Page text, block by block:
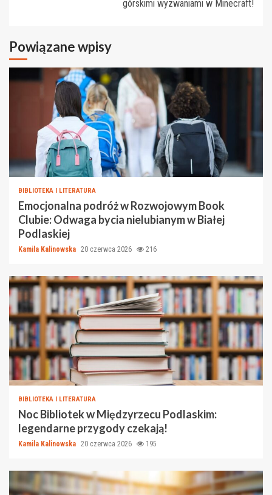
górskimi wyzwaniami w Minecraft!
Powiązane wpisy
BIBLIOTEKA I LITERATURA
Emocjonalna podróż w Rozwojowym Book
Clubie: Odwaga bycia nielubianym w Białej
Podlaskiej
Kamila Kalinowska 20 czerwca 2026 216
BIBLIOTEKA I LITERATURA
Noc Bibliotek w Międzyrzecu Podlaskim:
legendarne przygody czekają!
Kamila Kalinowska 20 czerwca 2026 195